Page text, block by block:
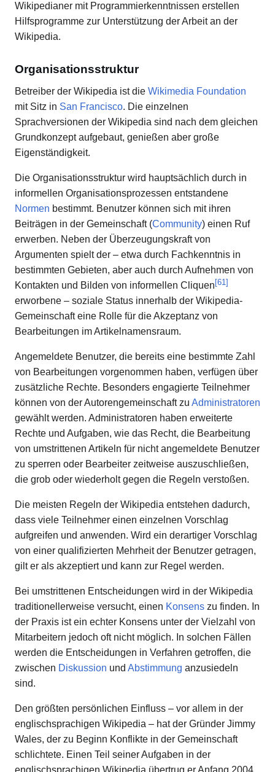
Wikipedianer mit Programmierkenntnissen erstellen
Hilfsprogramme zur Unterstützung der Arbeit an der
Wikipedia.
Organisationsstruktur
Betreiber der Wikipedia ist die Wikimedia Foundation
mit Sitz in San Francisco. Die einzelnen
Sprachversionen der Wikipedia sind nach dem gleichen
Grundkonzept aufgebaut, genießen aber große
Eigenständigkeit.
Die Organisationsstruktur wird hauptsächlich durch in
informellen Organisationsprozessen entstandene
Normen bestimmt. Benutzer können sich mit ihren
Beiträgen in der Gemeinschaft (Community) einen Ruf
erwerben. Neben der Überzeugungskraft von
Argumenten spielt der – etwa durch Fachkenntnis in
bestimmten Gebieten, aber auch durch Aufnehmen von
Kontakten und Bilden von informellen Cliquen[61]
erworbene – soziale Status innerhalb der Wikipedia-
Gemeinschaft eine Rolle für die Akzeptanz von
Bearbeitungen im Artikelnamensraum.
Angemeldete Benutzer, die bereits eine bestimmte Zahl
von Bearbeitungen vorgenommen haben, verfügen über
zusätzliche Rechte. Besonders engagierte Teilnehmer
können von der Autorengemeinschaft zu Administratoren
gewählt werden. Administratoren haben erweiterte
Rechte und Aufgaben, wie das Recht, die Bearbeitung
von umstrittenen Artikeln für nicht angemeldete Benutzer
zu sperren oder Bearbeiter zeitweise auszuschließen,
die grob oder wiederholt gegen die Regeln verstoßen.
Die meisten Regeln der Wikipedia entstehen dadurch,
dass viele Teilnehmer einen einzelnen Vorschlag
aufgreifen und anwenden. Wird ein derartiger Vorschlag
von einer qualifizierten Mehrheit der Benutzer getragen,
gilt er als akzeptiert und kann zur Regel werden.
Bei umstrittenen Entscheidungen wird in der Wikipedia
traditionellerweise versucht, einen Konsens zu finden. In
der Praxis ist ein echter Konsens unter der Vielzahl von
Mitarbeitern jedoch oft nicht möglich. In solchen Fällen
werden die Entscheidungen in Verfahren getroffen, die
zwischen Diskussion und Abstimmung anzusiedeln
sind.
Den größten persönlichen Einfluss – vor allem in der
englischsprachigen Wikipedia – hat der Gründer Jimmy
Wales, der zu Beginn Konflikte in der Gemeinschaft
schlichtete. Einen Teil seiner Aufgaben in der
englischsprachigen Wikipedia übertrug er Anfang 2004